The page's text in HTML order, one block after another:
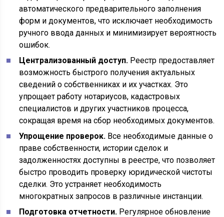
автоматического предварительного заполнения
форм и документов, что исключает необходимость
ручного ввода данных и минимизирует вероятность
ошибок.
Централизованный доступ. Реестр предоставляет
возможность быстрого получения актуальных
сведений о собственниках и их участках. Это
упрощает работу нотариусов, кадастровых
специалистов и других участников процесса,
сокращая время на сбор необходимых документов.
Упрощение проверок. Все необходимые данные о
праве собственности, истории сделок и
задолженностях доступны в реестре, что позволяет
быстро проводить проверку юридической чистоты
сделки. Это устраняет необходимость
многократных запросов в различные инстанции.
Подготовка отчетности. Регулярное обновление